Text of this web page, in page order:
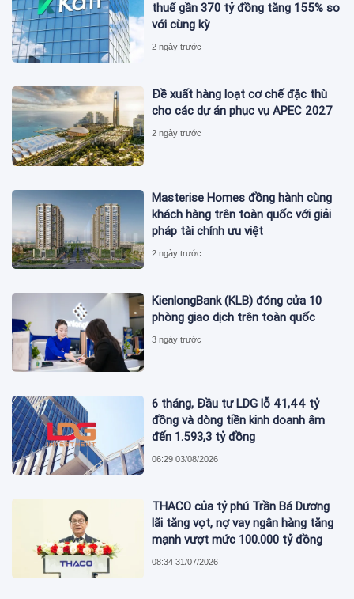
thuế gần 370 tỷ đồng tăng 155% so
với cùng kỳ
2 ngày trước
Đề xuất hàng loạt cơ chế đặc thù
cho các dự án phục vụ APEC 2027
2 ngày trước
Masterise Homes đồng hành cùng
khách hàng trên toàn quốc với giải
pháp tài chính ưu việt
2 ngày trước
KienlongBank (KLB) đóng cửa 10
phòng giao dịch trên toàn quốc
3 ngày trước
6 tháng, Đầu tư LDG lỗ 41,44 tỷ
đồng và dòng tiền kinh doanh âm
đến 1.593,3 tỷ đồng
06:29 03/08/2026
THACO của tỷ phú Trần Bá Dương
lãi tăng vọt, nợ vay ngân hàng tăng
mạnh vượt mức 100.000 tỷ đồng
08:34 31/07/2026